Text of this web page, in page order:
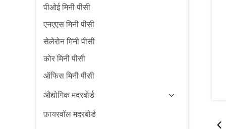
पीओई मिनी पीसी
एनएएस मिनी पीसी
सेलेरोन मिनी पीसी
कोर मिनी पीसी
ऑफिस मिनी पीसी
औद्योगिक मदरबोर्ड
फ़ायरवॉल मदरबोर्ड